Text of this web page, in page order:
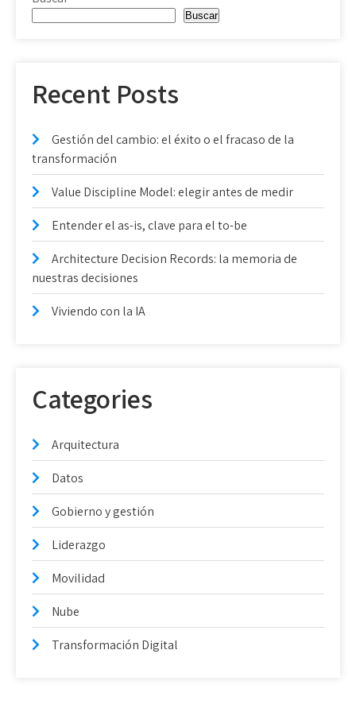
Buscar
Recent Posts
Gestión del cambio: el éxito o el fracaso de la
transformación
Value Discipline Model: elegir antes de medir
Entender el as-is, clave para el to-be
Architecture Decision Records: la memoria de
nuestras decisiones
Viviendo con la IA
Categories
Arquitectura
Datos
Gobierno y gestión
Liderazgo
Movilidad
Nube
Transformación Digital